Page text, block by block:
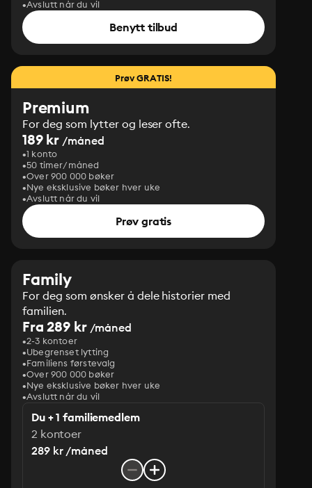
Avslutt når du vil
Benytt tilbud
Prøv GRATIS!
Premium
For deg som lytter og leser ofte.
189 kr /måned
1 konto
50 timer/måned
Over 900 000 bøker
Nye eksklusive bøker hver uke
Avslutt når du vil
Prøv gratis
Family
For deg som ønsker å dele historier med
familien.
Fra 289 kr/måned
2-3 kontoer
Ubegrenset lytting
Familiens førstevalg
Over 900 000 bøker
Nye eksklusive bøker hver uke
Avslutt når du vil
Du + 1 familiemedlem
2 kontoer
289 kr /måned